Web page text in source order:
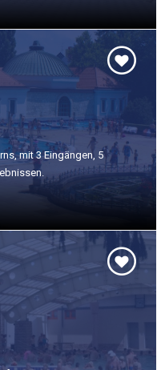
mit 3 Eingängen, 5